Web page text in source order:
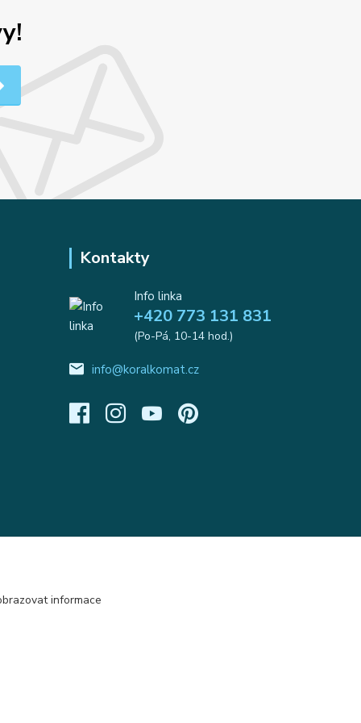
Kontakty
Info linka
+420 773 131 831
(Po-Pá, 10-14 hod.)
info@koralkomat.cz
informace